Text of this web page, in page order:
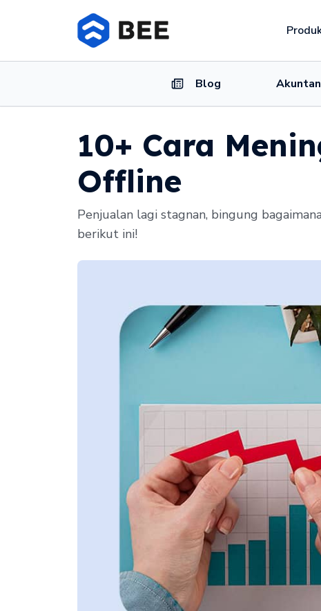
Blog
10+ Cara
Offline
Penjualan lagi stagnan, bingung
berikut ini!